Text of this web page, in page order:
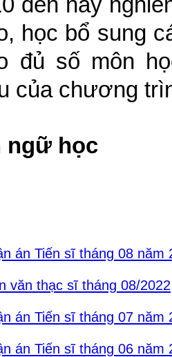
học bổ sung
đủ số môn
của chương
ngữ học
án Tiến sĩ tháng 08 năm
văn thạc sĩ tháng 08/2022
án Tiến sĩ tháng 07 năm
án Tiến sĩ tháng 06 năm